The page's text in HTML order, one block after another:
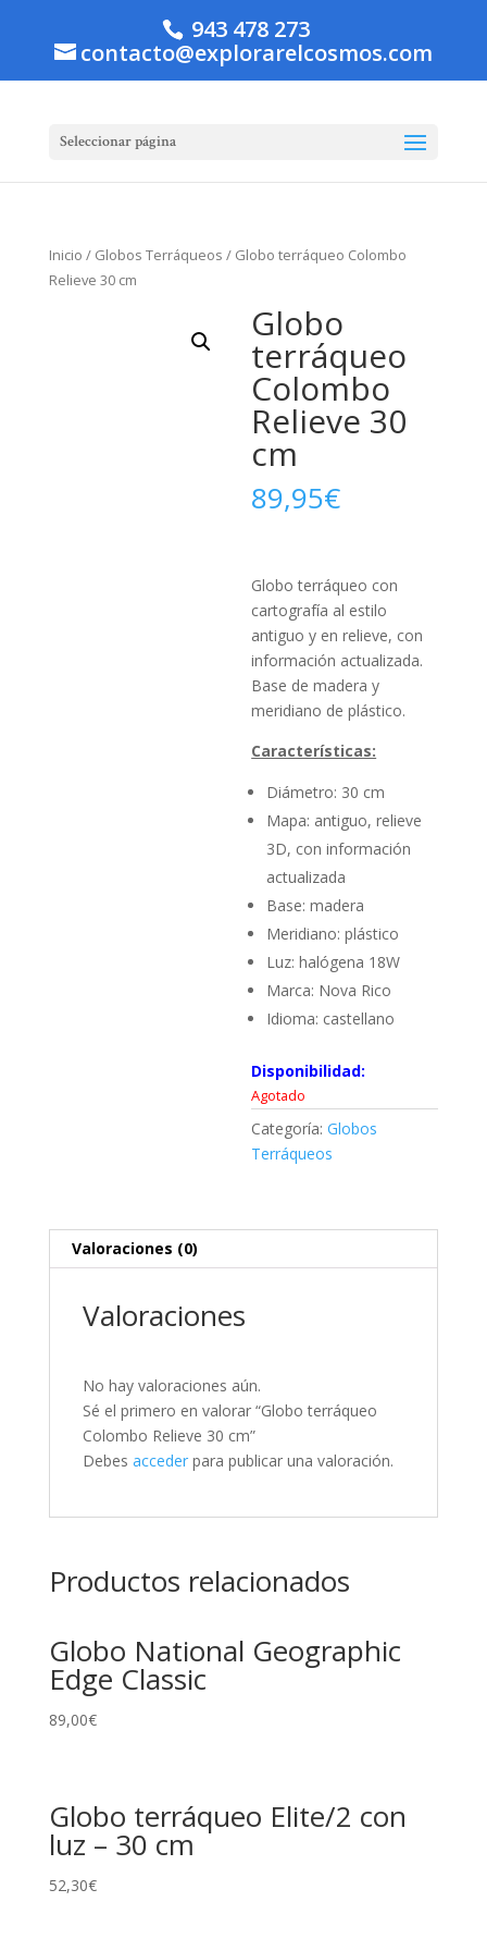
943 478 273
contacto@explorarelcosmos.com
Seleccionar página
Inicio / Globos Terráqueos / Globo terráqueo Colombo
Relieve 30 cm
Globo
terráqueo
Colombo
Relieve 30
cm
89,95€
Globo terráqueo con
cartografía al estilo
antiguo y en relieve, con
información actualizada.
Base de madera y
meridiano de plástico.
Características:
Diámetro: 30 cm
Mapa: antiguo, relieve
3D, con información
actualizada
Base: madera
Meridiano: plástico
Luz: halógena 18W
Marca: Nova Rico
Idioma: castellano
Disponibilidad:
Agotado
Categoría:Globos
Terráqueos
Valoraciones (0)
Valoraciones
No hay valoraciones aún.
Sé el primero en valorar “Globo terráqueo
Colombo Relieve 30 cm”
Debes accederpara publicar una valoración.
Productos relacionados
Globo National Geographic
Edge Classic
89,00€
Globo terráqueo Elite/2 con
luz – 30 cm
52,30€